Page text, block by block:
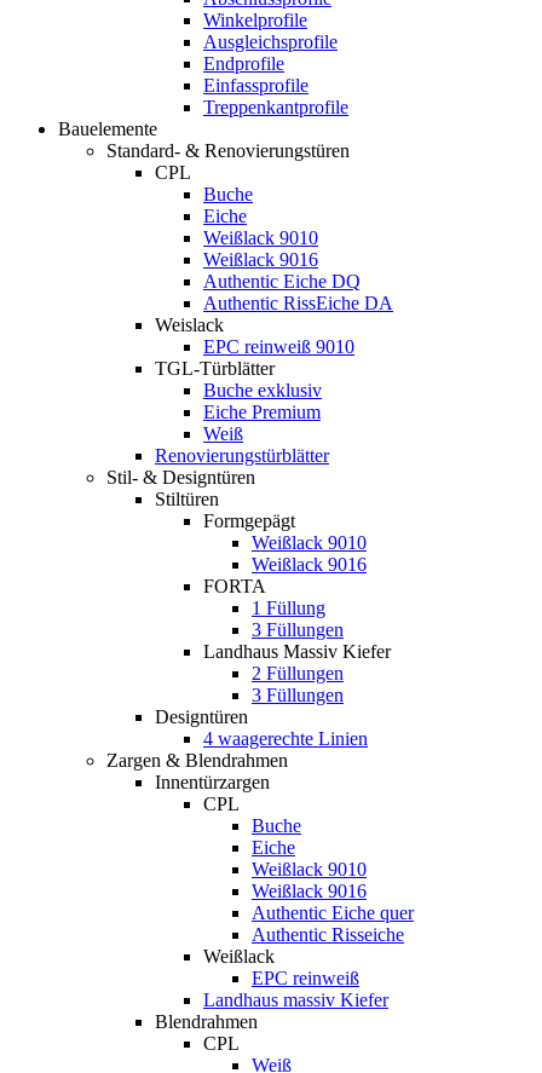
Winkelprofile
Ausgleichsprofile
Endprofile
Einfassprofile
Treppenkantprofile
Bauelemente
Standard- & Renovierungstüren
CPL
Buche
Eiche
Weißlack 9010
Weißlack 9016
Authentic Eiche DQ
Authentic RissEiche DA
Weislack
EPC reinweiß 9010
TGL-Türblätter
Buche exklusiv
Eiche Premium
Weiß
Renovierungstürblätter
Stil- & Designtüren
Stiltüren
Formgepägt
Weißlack 9010
Weißlack 9016
FORTA
1 Füllung
3 Füllungen
Landhaus Massiv Kiefer
2 Füllungen
3 Füllungen
Designtüren
4 waagerechte Linien
Zargen & Blendrahmen
Innentürzargen
CPL
Buche
Eiche
Weißlack 9010
Weißlack 9016
Authentic Eiche quer
Authentic Risseiche
Weißlack
EPC reinweiß
Landhaus massiv Kiefer
Blendrahmen
CPL
Weiß